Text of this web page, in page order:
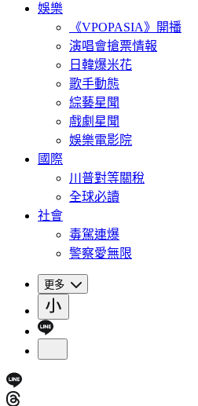
娛樂
《VPOPASIA》開播
演唱會搶票情報
日韓爆米花
歌手動態
綜藝星聞
戲劇星聞
娛樂電影院
國際
川普對等關稅
全球必讀
社會
毒駕連爆
警察愛無限
更多